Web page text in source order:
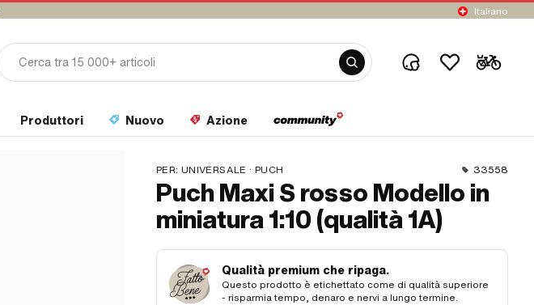
Italiano
Produttori Nuovo Azione
PER: UNIVERSALE · PUCH 33558
Puch Maxi S rosso Modello in
miniatura 1:10 (qualità 1A)
Qualità premium che ripaga.
Questo prodotto è etichettato come di qualità superiore
- risparmia tempo, denaro e nervi a lungo termine.